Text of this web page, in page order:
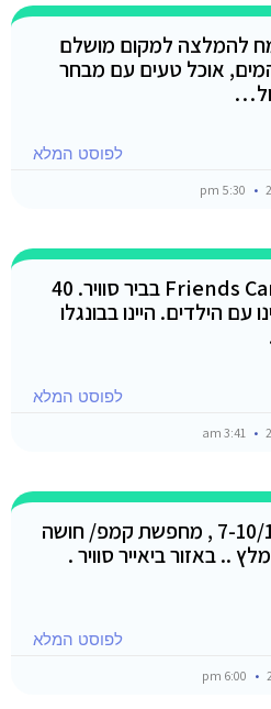
להמלצה למקום מושלם
אוכל טעים עם מבחר
לפוסט המלא
היי המלצה חמה על Friends Camp בביר סוויר. 40
עם הילדים. היינו בבונגלו
לפוסט המלא
מבררת לגבי תאריכים 7-10/10 , מחפשת קמפ/ חושה
.. באזור ביאייר סוויר .
לפוסט המלא